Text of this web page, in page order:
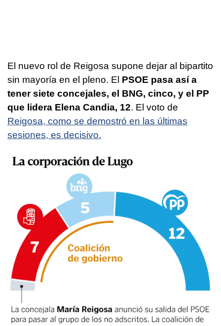
El nuevo rol de Reigosa supone dejar al bipartito
sin mayoría en el pleno. El PSOE pasa así a
tener siete concejales, el BNG, cinco, y el PP
que lidera Elena Candia, 12. El voto de
Reigosa, como se demostró en las últimas
sesiones, es decisivo.